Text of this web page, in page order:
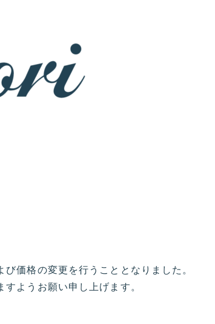
価格の変更を行うこととなりました。
ようお願い申し上げます。